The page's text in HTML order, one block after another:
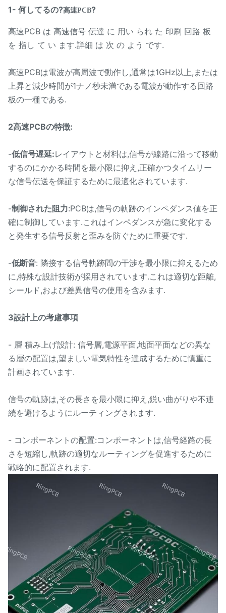
1- 何してるの?高速PCB?
高速PCB は 高速信号 伝達 に 用い られ た 印刷 回路 板
を 指し て い ます.詳細 は 次 の よう です.
高速PCBは電波が高周波で動作し,通常は1GHz以上,または
上昇と減少時間が1ナノ秒未満である電波が動作する回路
板の一種である.
2高速PCBの特徴:
-低信号遅延:レイアウトと材料は,信号が線路に沿って移動
するのにかかる時間を最小限に抑え,正確かつタイムリー
な信号伝送を保証するために最適化されています.
-制御された阻力:PCBは,信号の軌跡のインペダンス値を正
確に制御しています.これはインペダンスが急に変化する
と発生する信号反射と歪みを防ぐために重要です.
-低断音: 隣接する信号軌跡間の干渉を最小限に抑えるため
に,特殊な設計技術が採用されています.これは適切な距離,
シールド,および差異信号の使用を含みます.
3設計上の考慮事項
- 層 積み上げ設計: 信号層,電源平面,地面平面などの異な
る層の配置は,望ましい電気特性を達成するために慎重に
計画されています.
信号の軌跡は,その長さを最小限に抑え,鋭い曲がりや不連
続を避けるようにルーティングされます.
- コンポーネントの配置:コンポーネントは,信号経路の長
さを短縮し,軌跡の適切なルーティングを促進するために
戦略的に配置されます.